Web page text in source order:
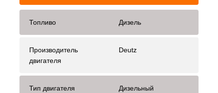
Топливо Дизель
Производитель
двигателя
Deutz
Тип двигателя Дизельный